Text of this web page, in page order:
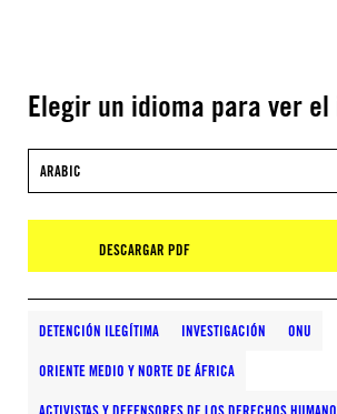
Elegir un idioma para ver
ARABIC
DESCARGAR PDF
DETENCIÓN ILEGÍTIMA INVESTIGACIÓN ONU
ORIENTE MEDIO Y NORTE DE ÁFRICA